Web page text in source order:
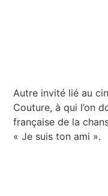
Autre invité lié au
Couture, à qui l’on
française de la
« Je suis ton ami ».